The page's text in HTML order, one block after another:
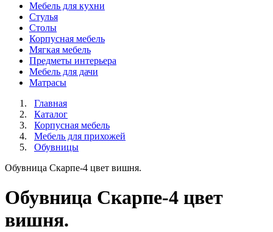
Мебель для кухни
Стулья
Столы
Корпусная мебель
Мягкая мебель
Предметы интерьера
Мебель для дачи
Матраcы
Главная
Каталог
Корпусная мебель
Мебель для прихожей
Обувницы
Обувница Скарпе-4 цвет вишня.
Обувница Скарпе-4 цвет
вишня.